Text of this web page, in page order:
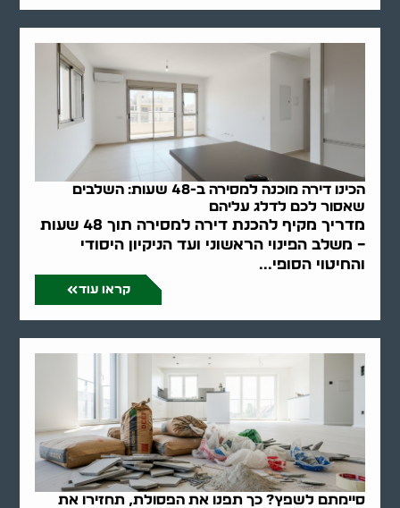
הכינו דירה מוכנה למסירה ב-48 שעות: השלבים
שאסור לכם לדלג עליהם
מדריך מקיף להכנת דירה למסירה תוך 48 שעות
– משלב הפינוי הראשוני ועד הניקיון היסודי
והחיטוי הסופי...
קראו עוד
סיימתם לשפץ? כך תפנו את הפסולת, תחזירו את